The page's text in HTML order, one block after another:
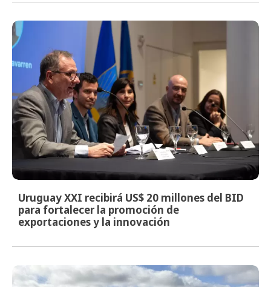
Uruguay XXI recibirá US$ 20 millones del BID
para fortalecer la promoción de
exportaciones y la innovación